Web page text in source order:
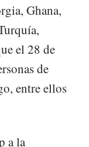
Ghana,
el 28 de
de
entre ellos
a la